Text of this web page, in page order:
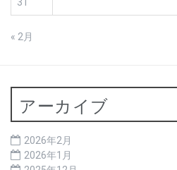
« 2月
アーカイブ
2026年2月
2026年1月